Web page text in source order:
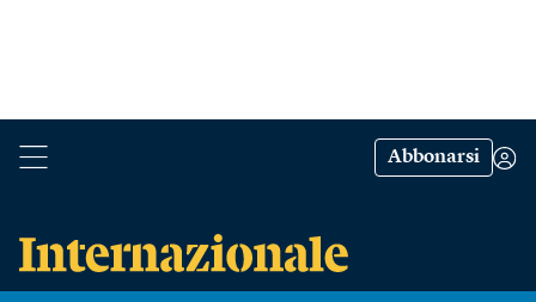
Abbonarsi